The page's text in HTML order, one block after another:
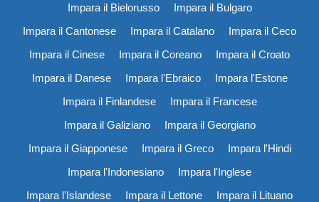
Impara il Bielorusso
Impara il Bulgaro
Impara il Cantonese
Impara il Catalano
Impara il Ceco
Impara il Cinese
Impara il Coreano
Impara il Croato
Impara il Danese
Impara l'Ebraico
Impara l'Estone
Impara il Finlandese
Impara il Francese
Impara il Galiziano
Impara il Georgiano
Impara il Giapponese
Impara il Greco
Impara l'Hindi
Impara l'Indonesiano
Impara l'Inglese
Impara l'Islandese
Impara il Lettone
Impara il Lituano